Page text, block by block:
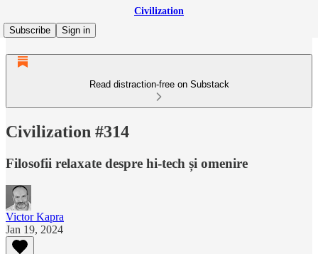
Civilization
Subscribe
Sign in
Read distraction-free on Substack
Civilization #314
Filosofii relaxate despre hi-tech și omenire
Victor Kapra
Jan 19, 2024